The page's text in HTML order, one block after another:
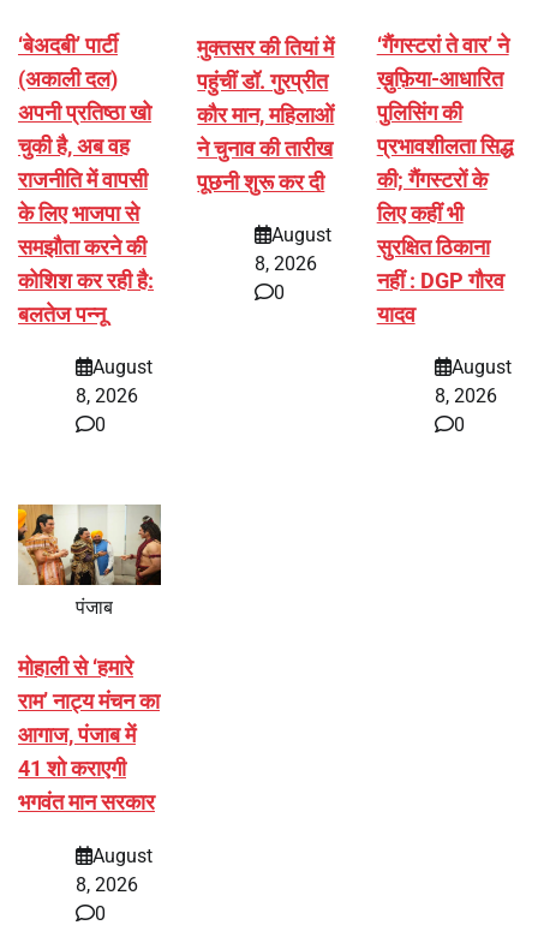
‘बेअदबी’ पार्टी
(अकाली दल)
अपनी प्रतिष्ठा खो
चुकी है, अब वह
राजनीति में वापसी
के लिए भाजपा से
समझौता करने की
कोशिश कर रही है:
बलतेज पन्नू
August
8, 2026
0
मुक्तसर की तियां में
पहुंचीं डॉ. गुरप्रीत
कौर मान, महिलाओं
ने चुनाव की तारीख
पूछनी शुरू कर दी
August
8, 2026
0
‘गैंगस्टरां ते वार’ ने
ख़ुफ़िया-आधारित
पुलिसिंग की
प्रभावशीलता सिद्ध
की; गैंगस्टरों के
लिए कहीं भी
सुरक्षित ठिकाना
नहीं : DGP गौरव
यादव
August
8, 2026
0
पंजाब
मोहाली से ‘हमारे
राम’ नाट्य मंचन का
आगाज, पंजाब में
41 शो कराएगी
भगवंत मान सरकार
August
8, 2026
0